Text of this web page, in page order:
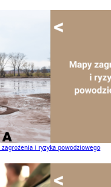
zagrożenia i ryzyka powodziowego